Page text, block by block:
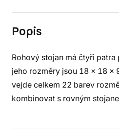
Popis
Rohový stojan má čtyři patra
jeho rozměry jsou 18 x 18 x
vejde celkem 22 barev
kombinovat s rovným